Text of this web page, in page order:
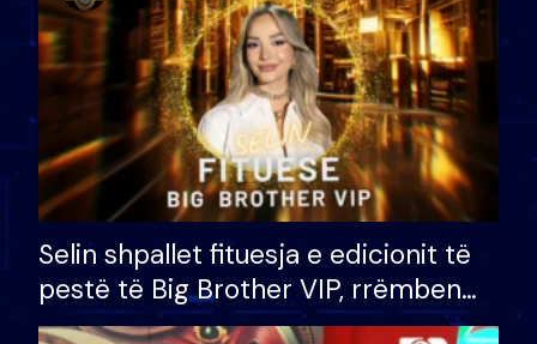
Selin shpallet fituesja e edicionit të
pestë të Big Brother VIP, rrëmben
çmimin e madh prej 100 mijë eurosh